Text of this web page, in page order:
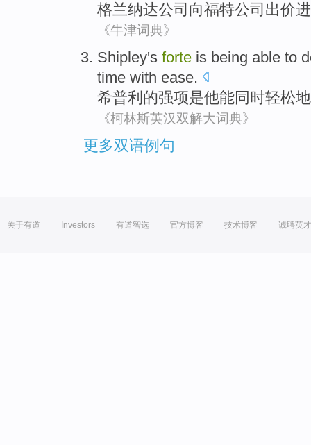
格兰纳达公司向福特公司 出价
《牛津词典》
Shipley's forte is being able to
time with ease.
希普利 的强项是他能同时轻松地
《柯林斯英汉双解大词典》
更多双语例句
关于有道 Investors 有道智选 官方博客 技术博客 诚聘英才